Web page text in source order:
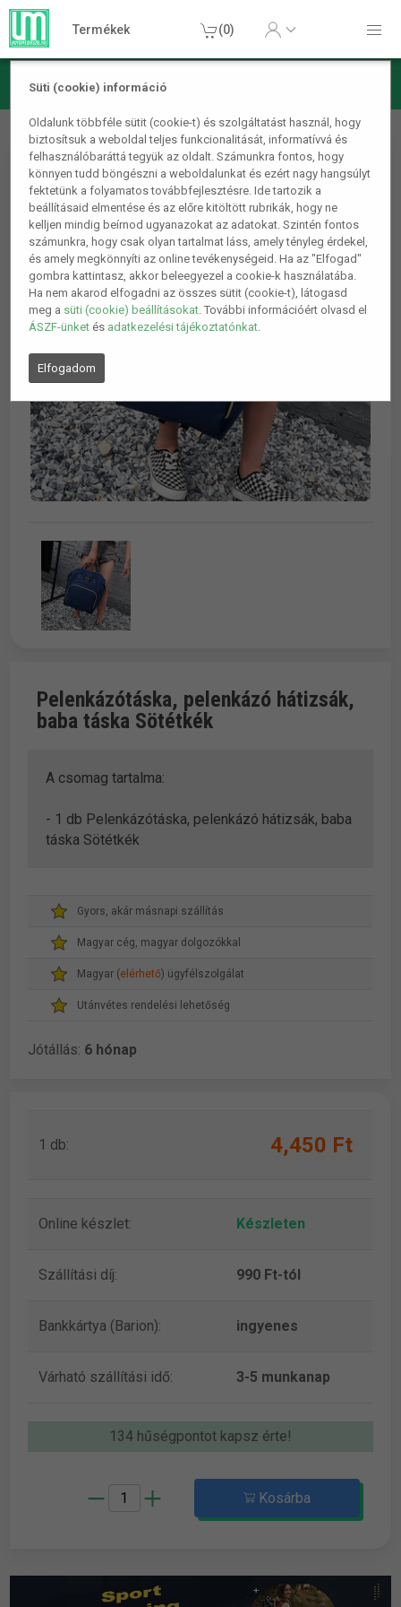
Süti (cookie) információ
Oldalunk többféle sütit (cookie-t) és szolgáltatást használ, hogy
biztosítsuk a weboldal teljes funkcionalitását, informatívvá és
felhasználóbaráttá tegyük az oldalt. Számunkra fontos, hogy
könnyen tudd böngészni a weboldalunkat és ezért nagy hangsúlyt
fektetünk a folyamatos továbbfejlesztésre. Ide tartozik a
beállításaid elmentése és az előre kitöltött rubrikák, hogy ne
kelljen mindig beírnod ugyanazokat az adatokat. Szintén fontos
számunkra, hogy csak olyan tartalmat láss, amely tényleg érdekel,
és amely megkönnyíti az online tevékenységeid. Ha az "Elfogad"
gombra kattintasz, akkor beleegyezel a cookie-k használatába.
Ha nem akarod elfogadni az összes sütit (cookie-t), látogasd
meg a süti (cookie) beállításokat. További információért olvasd el
ÁSZF-ünket és adatkezelési tájékoztatónkat.
Elfogadom
Termékek (0)
Pelenkázótáska, pelenkázó hátizsák, baba táska Sötétkék
Pelenkázótáska, pelenkázó hátizsák,
baba táska Sötétkék
A csomag tartalma:
- 1 db Pelenkázótáska, pelenkázó hátizsák, baba
táska Sötétkék
Gyors, akár másnapi szállítás
Magyar cég, magyar dolgozókkal
Magyar (elérhető) ügyfélszolgálat
Utánvétes rendelési lehetőség
Jótállás: 6 hónap
1 db: 4,450 Ft
Online készlet: Készleten
Szállítási díj: 990 Ft-tól
Bankkártya (Barion): ingyenes
Várható szállítási idő: 3-5 munkanap
134 hűségpontot kapsz érte!
Kosárba